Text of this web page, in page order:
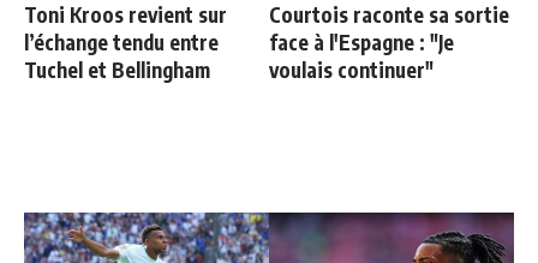
Toni Kroos revient sur
l’échange tendu entre
Tuchel et Bellingham
Courtois raconte sa sortie
face à l'Espagne : "Je
voulais continuer"